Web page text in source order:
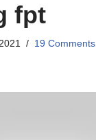
fpt
19 Comments